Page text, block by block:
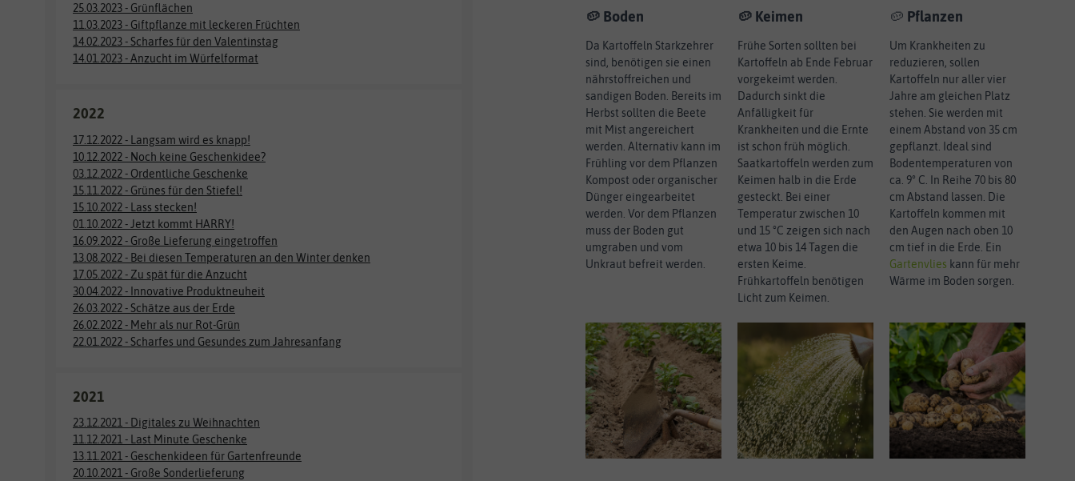
14.01.2023 - Anzucht im Würfelformat
14.02.2023 - Scharfes für den Valentinstag
11.03.2023 - Giftpflanze mit leckeren Früchten
25.03.2023 - Grünflächen
2022
22.01.2022 - Scharfes und Gesundes zum Jahresanfang
26.02.2022 - Mehr als nur Rot-Grün
26.03.2022 - Schätze aus der Erde
30.04.2022 - Innovative Produktneuheit
17.05.2022 - Zu spät für die Anzucht
13.08.2022 - Bei diesen Temperaturen an den Winter denken
16.09.2022 - Große Lieferung eingetroffen
01.10.2022 - Jetzt kommt HARRY!
15.10.2022 - Lass stecken!
15.11.2022 - Grünes für den Stiefel!
03.12.2022 - Ordentliche Geschenke
10.12.2022 - Noch keine Geschenkidee?
17.12.2022 - Langsam wird es knapp!
2021
20.10.2021 - Große Sonderlieferung
13.11.2021 - Geschenkideen für Gartenfreunde
11.12.2021 - Last Minute Geschenke
23.12.2021 - Digitales zu Weihnachten
🥔 Boden
Da Kartoffeln Starkzehrer
sind, benötigen sie einen
nährstoffreichen und
sandigen Boden. Bereits im
Herbst sollten die Beete
mit Mist angereichert
werden. Alternativ kann im
Frühling vor dem Pflanzen
Kompost oder organischer
Dünger eingearbeitet
werden. Vor dem Pflanzen
muss der Boden gut
umgraben und vom
Unkraut befreit werden.
🥔 Keimen
Frühe Sorten sollten bei
Kartoffeln ab Ende Februar
vorgekeimt werden.
Dadurch sinkt die
Anfälligkeit für
Krankheiten und die Ernte
ist schon früh möglich.
Saatkartoffeln werden zum
Keimen halb in die Erde
gesteckt. Bei einer
Temperatur zwischen 10
und 15 °C zeigen sich nach
etwa 10 bis 14 Tagen die
ersten Keime.
Frühkartoffeln benötigen
Licht zum Keimen.
🥔 Pflanzen
Um Krankheiten zu
reduzieren, sollen
Kartoffeln nur aller vier
Jahre am gleichen Platz
stehen. Sie werden mit
einem Abstand von 35 cm
gepflanzt. Ideal sind
Bodentemperaturen von
ca. 9° C. In Reihe 70 bis 80
cm Abstand lassen. Die
Kartoffeln kommen mit
den Augen nach oben 10
cm tief in die Erde. Ein
Gartenvlies kann für mehr
Wärme im Boden sorgen.